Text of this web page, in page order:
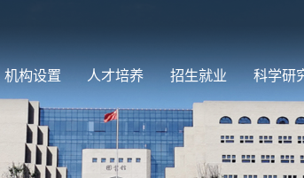
机构设置 人才培养 招生就业 科学研